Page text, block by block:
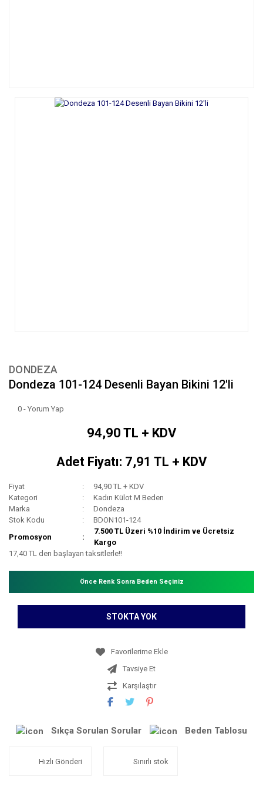
DONDEZA
Dondeza 101-124 Desenli Bayan Bikini 12'li
0 - Yorum Yap
94,90 TL + KDV
Adet Fiyatı: 7,91 TL + KDV
Fiyat
94,90 TL + KDV
Kategori
Kadın Külot M Beden
Marka
Dondeza
Stok Kodu
BDON101-124
Promosyon
7.500 TL Üzeri %10 İndirim ve Ücretsiz
Kargo
17,40 TL den başlayan taksitlerle!!
Önce Renk Sonra Beden Seçiniz
STOKTA YOK
Tavsiye Et
Karşılaştır
Sıkça Sorulan Sorular Beden Tablosu
Hızlı Gönderi Sınırlı stok